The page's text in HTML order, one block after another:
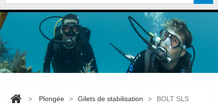
> Plongée > Gilets de stabilisation > BOLT SLS